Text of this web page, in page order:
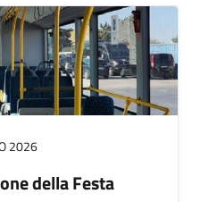
2026
della Festa